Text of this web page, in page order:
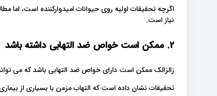
اگرچه تحقیقات اولیه روی حیوانات امیدوارکننده است، اما
نیاز است.
2. ممکن است خواص ضد التهابی داشته باشد
زالزالک ممکن است دارای خواص ضد التهابی باشد که می
تحقیقات نشان داده است که التهاب مزمن با بسیاری از بیماری ها از جمله دیابت نوع